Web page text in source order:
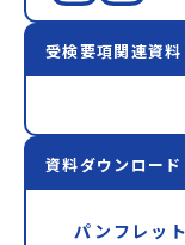
受検要項関連資料
資料ダウンロード
パンフレット